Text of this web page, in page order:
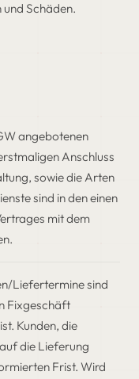
Schäden.
angebotenen
Anschluss
sowie die Arten
sind in den einen
mit dem
Liefertermine sind
Fixgeschäft
Kunden, die
die Lieferung
Frist. Wird